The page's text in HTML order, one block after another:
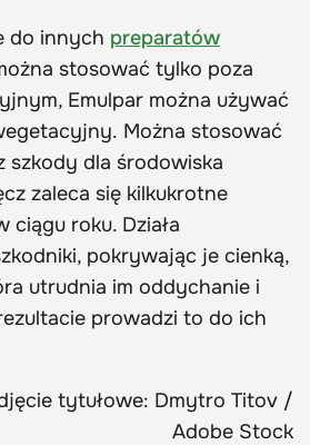
do innych preparatów
stosować tylko poza
Emulpar można używać
Można stosować
szkody dla środowiska
zaleca się kilkukrotne
ciągu roku. Działa
pokrywając je cienką,
utrudnia im oddychanie i
prowadzi to do ich
tytułowe: Dmytro Titov /
Adobe Stock